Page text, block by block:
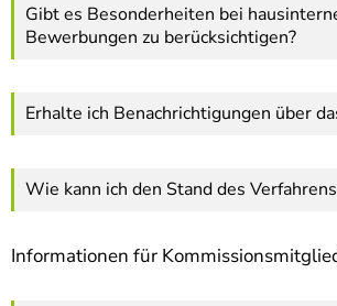
Gibt es Besonderheiten bei
Bewerbungen zu berücksichtigen?
Erhalte ich Benachrichtigungen über
Wie kann ich den Stand des
Informationen für